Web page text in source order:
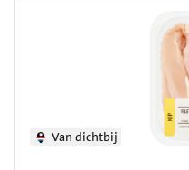
Van dichtbij